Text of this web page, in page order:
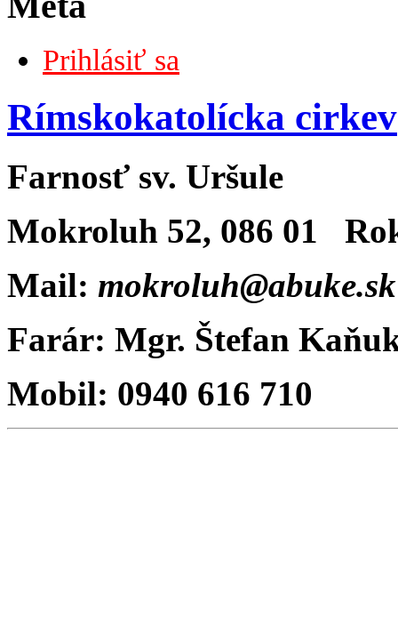
Prihlásiť sa
Rímskokatolícka cirkev
Farnosť sv. Uršule
Mokroluh 52, 086 01
Mail: mokroluh@abuke.sk
Farár: Mgr. Štefan
Mobil: 0940 616 710